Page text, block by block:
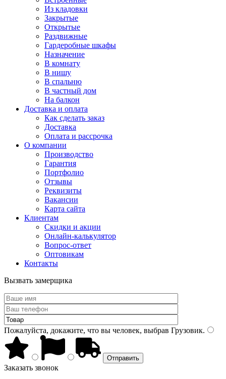
Из кладовки
Закрытые
Открытые
Раздвижные
Гардеробные шкафы
Назначение
В комнату
В нишу
В спальню
В частный дом
На балкон
Доставка и оплата
Как сделать заказ
Доставка
Оплата и рассрочка
О компании
Производство
Гарантия
Портфолио
Отзывы
Реквизиты
Вакансии
Карта сайта
Клиентам
Скидки и акции
Онлайн-калькулятор
Вопрос-ответ
Оптовикам
Контакты
Вызвать замерщика
Пожалуйста, докажите, что вы человек, выбрав Грузовик.
Заказать звонок